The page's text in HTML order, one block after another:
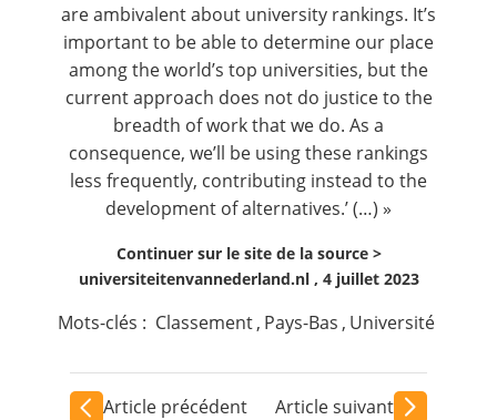
are ambivalent about university rankings. It’s
important to be able to determine our place
among the world’s top universities, but the
current approach does not do justice to the
breadth of work that we do. As a
consequence, we’ll be using these rankings
less frequently, contributing instead to the
development of alternatives.’ (…) »
Continuer sur le site de la source >
universiteitenvannederland.nl , 4 juillet 2023
Mots-clés : Classement, Pays-Bas , Université
Article précédent Article suivant